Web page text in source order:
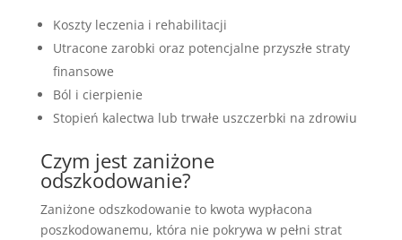
Koszty leczenia i rehabilitacji
Utracone zarobki oraz potencjalne przyszłe straty
finansowe
Ból i cierpienie
Stopień kalectwa lub trwałe uszczerbki na zdrowiu
Czym jest zaniżone
odszkodowanie?
Zaniżone odszkodowanie to kwota wypłacona
poszkodowanemu, która nie pokrywa w pełni strat